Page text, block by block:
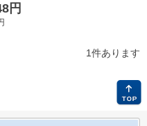
円
1件あります